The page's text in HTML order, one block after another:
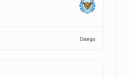
Daegu